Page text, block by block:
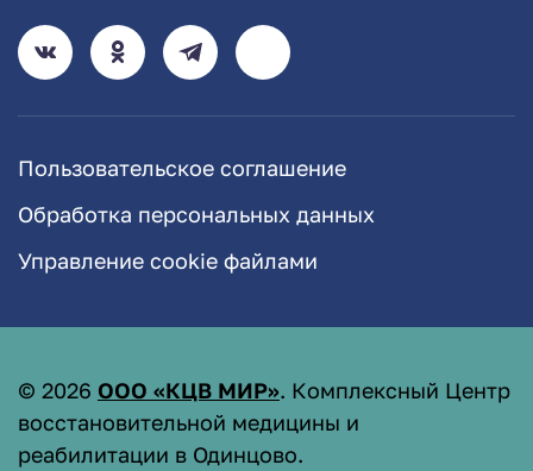
Пользовательское соглашение
Обработка персональных данных
Управление cookie файлами
© 2026 ООО «КЦВ МИР». Комплексный Центр
восстановительной медицины и
реабилитации в Одинцово.